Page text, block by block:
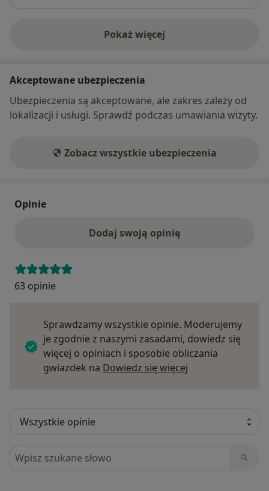
Pokaż więcej
o adresie
Akceptowane ubezpieczenia
Ubezpieczenia są akceptowane, ale zakres zależy od
lokalizacji i usługi. Sprawdź podczas umawiania wizyty.
Zobacz wszystkie ubezpieczenia
Opinie
Dodaj swoją opinię
63 opinie
Sprawdzamy wszystkie opinie. Moderujemy
je zgodnie z naszymi zasadami, dowiedz się
więcej o opiniach i sposobie obliczania
gwiazdek na Dowiedz się więcej
Szukaj w opiniach